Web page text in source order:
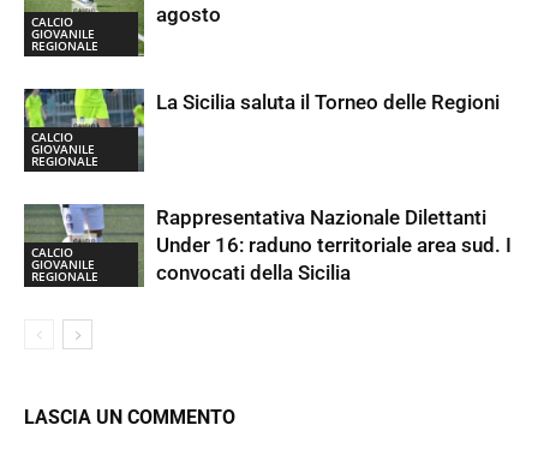
CALCIO
GIOVANILE
REGIONALE
agosto
CALCIO
GIOVANILE
REGIONALE
La Sicilia saluta il Torneo delle Regioni
CALCIO
GIOVANILE
REGIONALE
Rappresentativa Nazionale Dilettanti
Under 16: raduno territoriale area sud. I
convocati della Sicilia
LASCIA UN COMMENTO